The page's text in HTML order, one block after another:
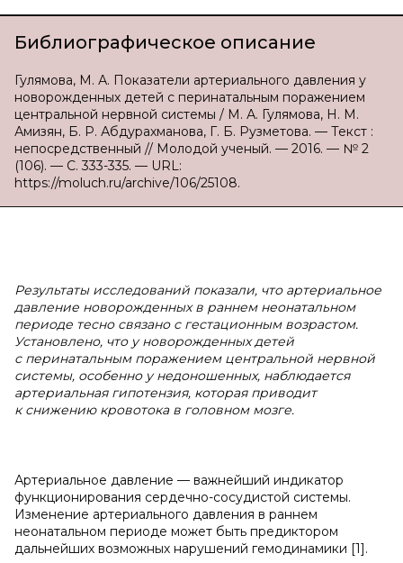
Библиографическое описание
Гулямова, М. А. Показатели артериального давления у
новорожденных детей с перинатальным поражением
центральной нервной системы / М. А. Гулямова, Н. М.
Амизян, Б. Р. Абдурахманова, Г. Б. Рузметова. — Текст :
непосредственный // Молодой ученый. — 2016. — № 2
(106). — С. 333-335. — URL:
https://moluch.ru/archive/106/25108.
Результаты исследований показали, что артериальное
давление новорожденных в раннем неонатальном
периоде тесно связано с гестационным возрастом.
Установлено, что у новорожденных детей
с перинатальным поражением центральной нервной
системы, особенно у недоношенных, наблюдается
артериальная гипотензия, которая приводит
к снижению кровотока в головном мозге.
Артериальное давление — важнейший индикатор
функционирования сердечно-сосудистой системы.
Изменение артериального давления в раннем
неонатальном периоде может быть предиктором
дальнейших возможных нарушений гемодинамики [1].